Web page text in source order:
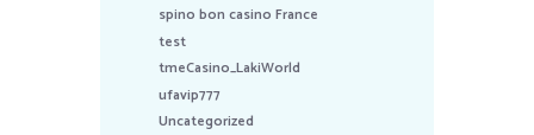
spino bon casino France
test
tmeCasino_LakiWorld
ufavip777
Uncategorized